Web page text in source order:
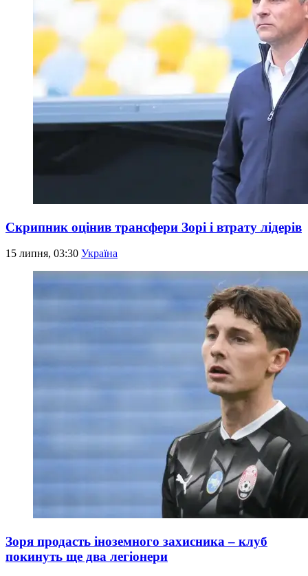
Скрипник оцінив трансфери Зорі і втрату лідерів
15 липня, 03:30 Україна
Зоря продасть іноземного захисника – клуб
покинуть ще два легіонери